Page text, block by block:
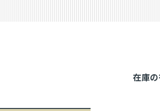
在庫の